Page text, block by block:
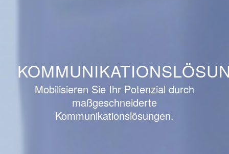
Mobilisieren Sie Ihr Potenzial durch
maßgeschneiderte
Kommunikationslösungen.